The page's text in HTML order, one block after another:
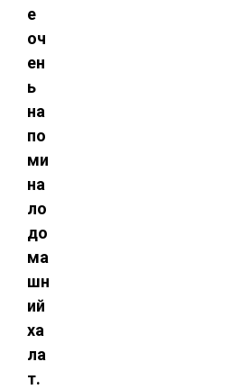
е
оч
ен
ь
на
по
ми
на
ло
до
ма
шн
ий
ха
ла
т.